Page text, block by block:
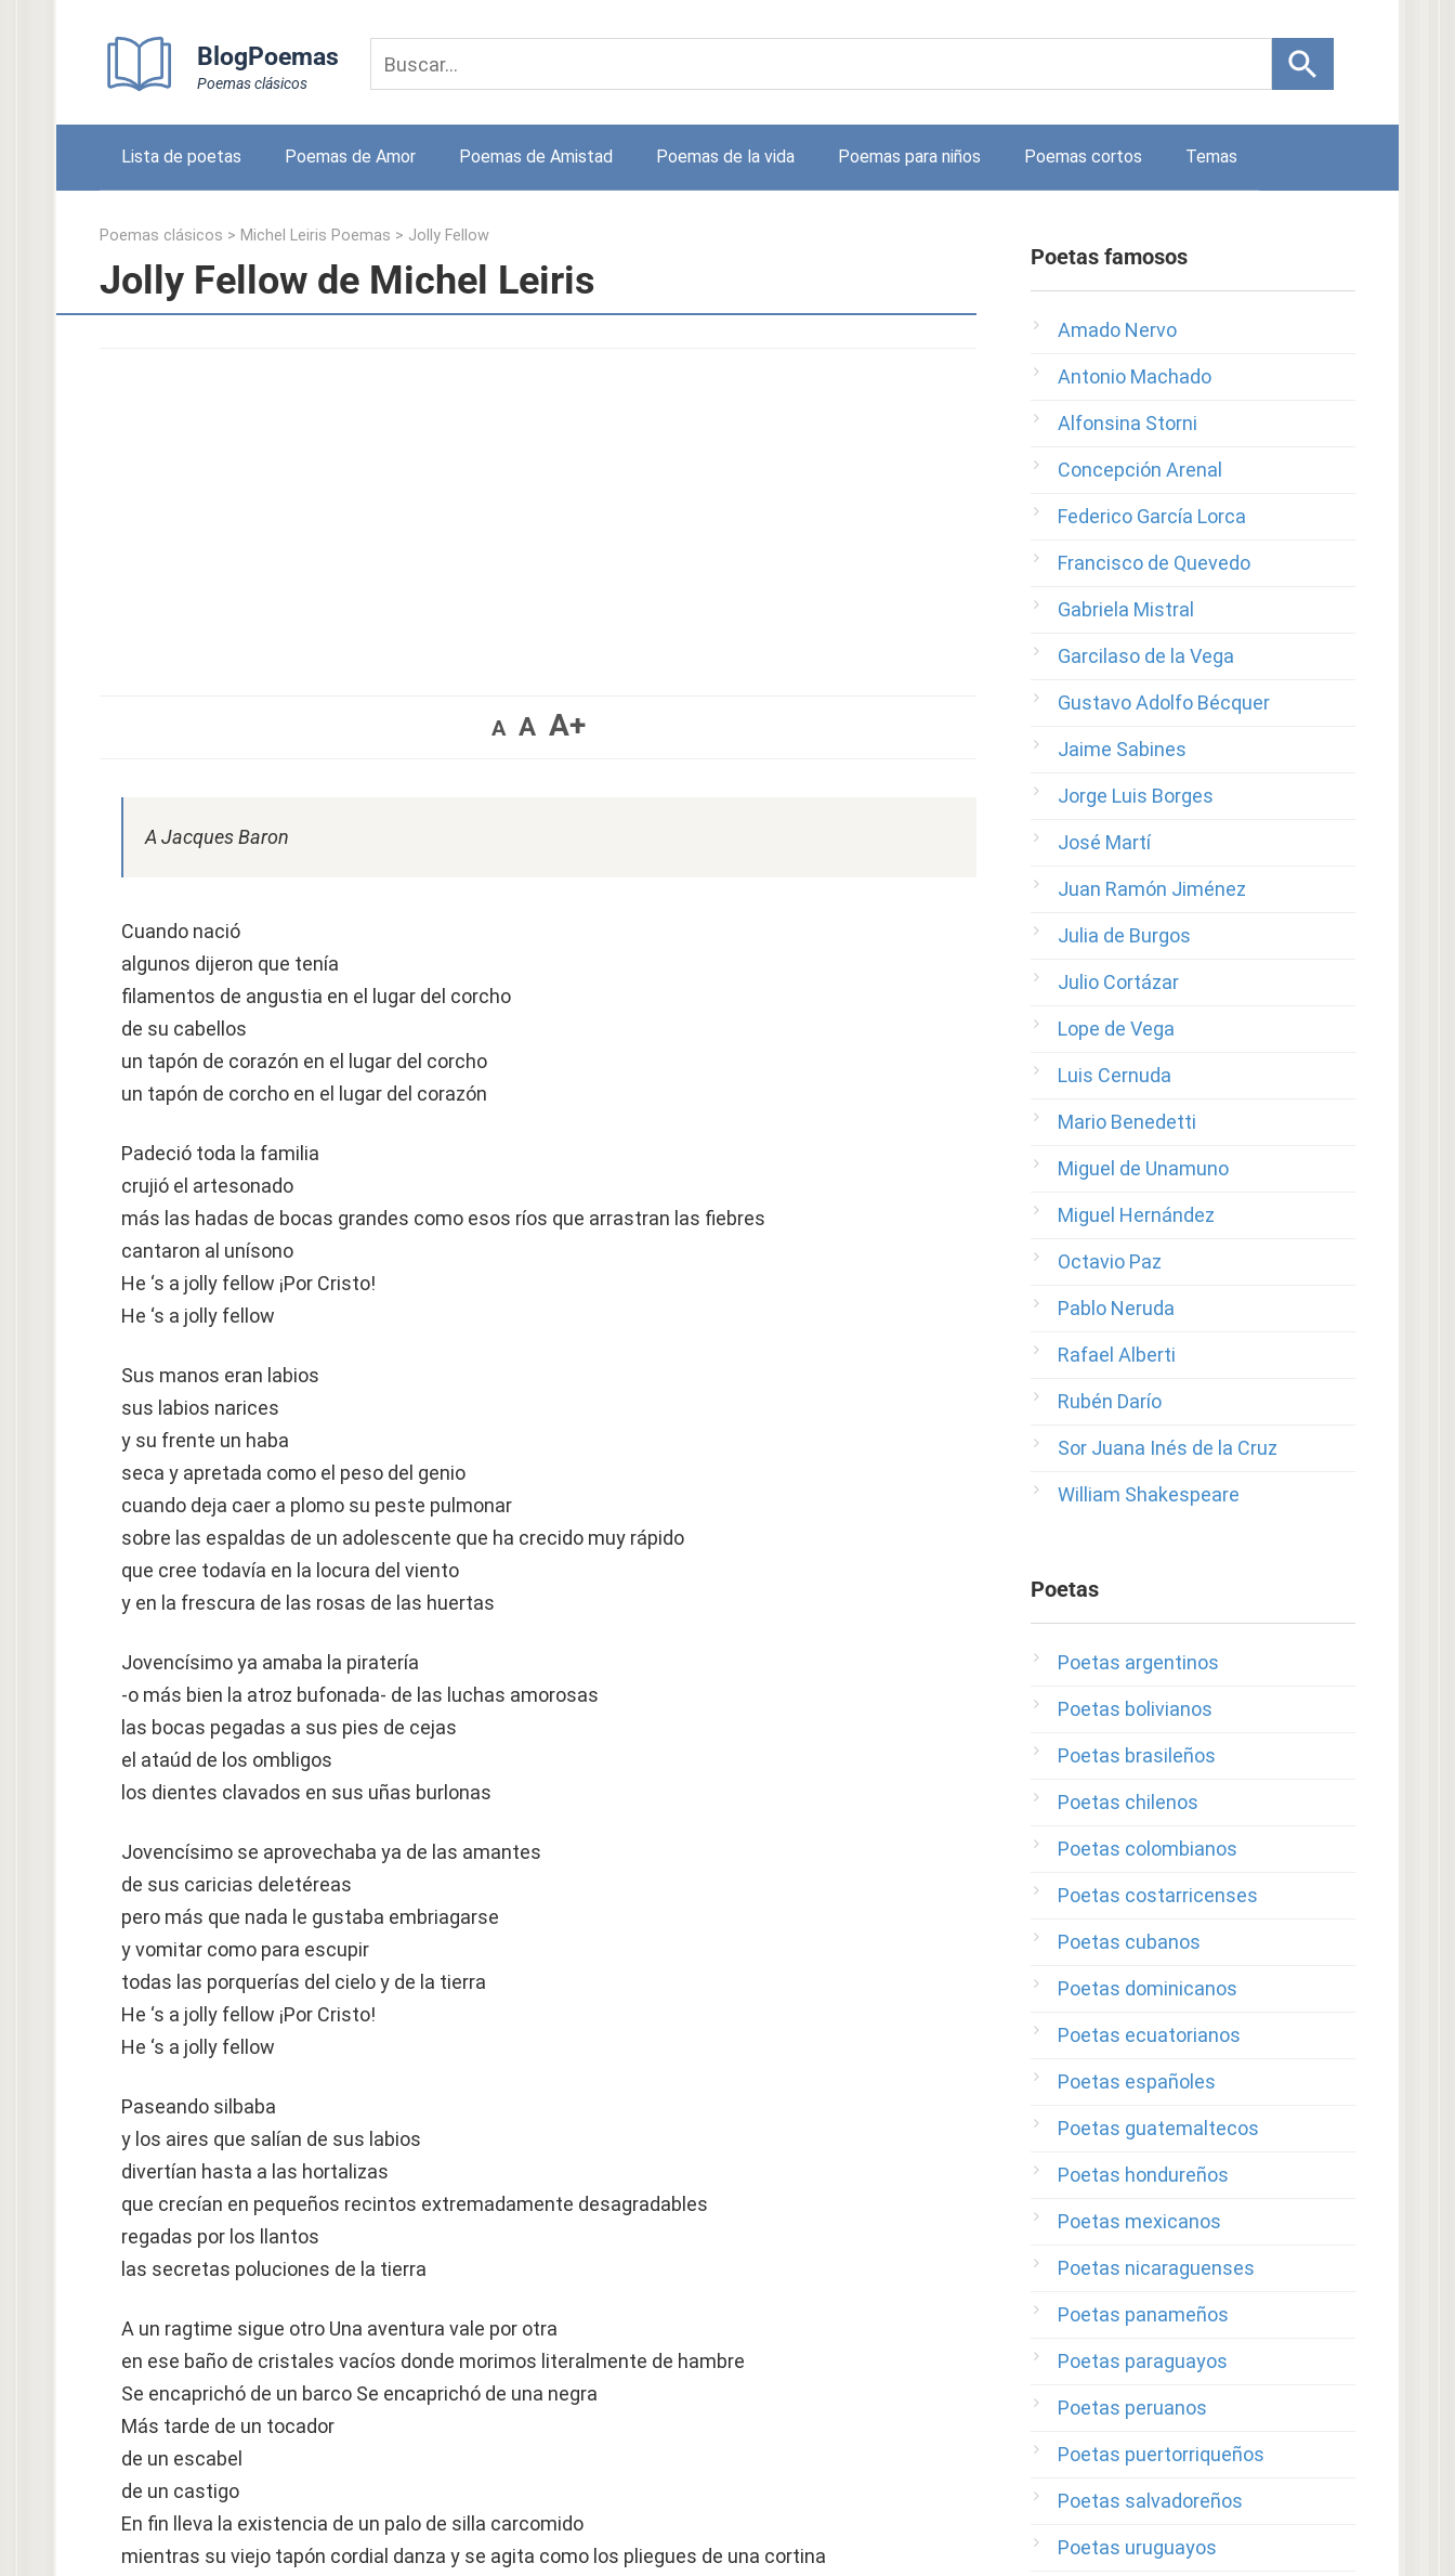
BlogPoemas
Poemas clásicos
Lista de poetas Poemas de Amor Poemas de Amistad Poemas de la vida Poemas para niños Poemas cortos Temas
Poemas clásicos > Michel Leiris Poemas > Jolly Fellow
Jolly Fellow de Michel Leiris
A A A+
A Jacques Baron
Cuando nació
algunos dijeron que tenía
filamentos de angustia en el lugar del corcho
de su cabellos
un tapón de corazón en el lugar del corcho
un tapón de corcho en el lugar del corazón
Padeció toda la familia
crujió el artesonado
más las hadas de bocas grandes como esos ríos que arrastran las fiebres
cantaron al unísono
He ‘s a jolly fellow ¡Por Cristo!
He ‘s a jolly fellow
Sus manos eran labios
sus labios narices
y su frente un haba
seca y apretada como el peso del genio
cuando deja caer a plomo su peste pulmonar
sobre las espaldas de un adolescente que ha crecido muy rápido
que cree todavía en la locura del viento
y en la frescura de las rosas de las huertas
Jovencísimo ya amaba la piratería
-o más bien la atroz bufonada- de las luchas amorosas
las bocas pegadas a sus pies de cejas
el ataúd de los ombligos
los dientes clavados en sus uñas burlonas
Jovencísimo se aprovechaba ya de las amantes
de sus caricias deletéreas
pero más que nada le gustaba embriagarse
y vomitar como para escupir
todas las porquerías del cielo y de la tierra
He ‘s a jolly fellow ¡Por Cristo!
He ‘s a jolly fellow
Paseando silbaba
y los aires que salían de sus labios
divertían hasta a las hortalizas
que crecían en pequeños recintos extremadamente desagradables
regadas por los llantos
las secretas poluciones de la tierra
A un ragtime sigue otro Una aventura vale por otra
en ese baño de cristales vacíos donde morimos literalmente de hambre
Se encaprichó de un barco Se encaprichó de una negra
Más tarde de un tocador
de un escabel
de un castigo
En fin lleva la existencia de un palo de silla carcomido
mientras su viejo tapón cordial danza y se agita como los pliegues de una cortina
Poetas famosos
Amado Nervo
Antonio Machado
Alfonsina Storni
Concepción Arenal
Federico García Lorca
Francisco de Quevedo
Gabriela Mistral
Garcilaso de la Vega
Gustavo Adolfo Bécquer
Jaime Sabines
Jorge Luis Borges
José Martí
Juan Ramón Jiménez
Julia de Burgos
Julio Cortázar
Lope de Vega
Luis Cernuda
Mario Benedetti
Miguel de Unamuno
Miguel Hernández
Octavio Paz
Pablo Neruda
Rafael Alberti
Rubén Darío
Sor Juana Inés de la Cruz
William Shakespeare
Poetas
Poetas argentinos
Poetas bolivianos
Poetas brasileños
Poetas chilenos
Poetas colombianos
Poetas costarricenses
Poetas cubanos
Poetas dominicanos
Poetas ecuatorianos
Poetas españoles
Poetas guatemaltecos
Poetas hondureños
Poetas mexicanos
Poetas nicaraguenses
Poetas panameños
Poetas paraguayos
Poetas peruanos
Poetas puertorriqueños
Poetas salvadoreños
Poetas uruguayos